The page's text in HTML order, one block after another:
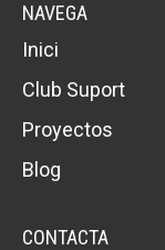
NAVEGA
Inici
Club Suport
Proyectos
Blog
CONTACTA